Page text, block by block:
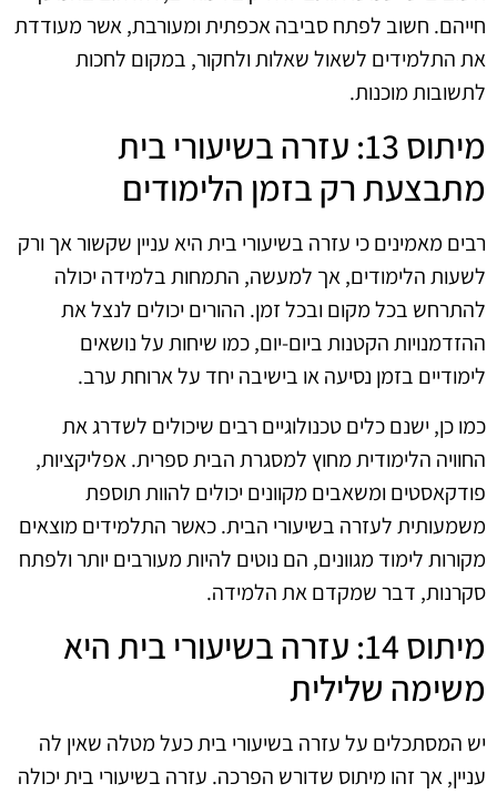
חייהם. חשוב לפתח סביבה אכפתית ומעורבת, אשר מעודדת
את התלמידים לשאול שאלות ולחקור, במקום לחכות
לתשובות מוכנות.
מיתוס 13: עזרה בשיעורי בית
מתבצעת רק בזמן הלימודים
רבים מאמינים כי עזרה בשיעורי בית היא עניין שקשור אך ורק
לשעות הלימודים, אך למעשה, התמחות בלמידה יכולה
להתרחש בכל מקום ובכל זמן. ההורים יכולים לנצל את
ההזדמנויות הקטנות ביום-יום, כמו שיחות על נושאים
לימודיים בזמן נסיעה או בישיבה יחד על ארוחת ערב.
כמו כן, ישנם כלים טכנולוגיים רבים שיכולים לשדרג את
החוויה הלימודית מחוץ למסגרת הבית ספרית. אפליקציות,
פודקאסטים ומשאבים מקוונים יכולים להוות תוספת
משמעותית לעזרה בשיעורי הבית. כאשר התלמידים מוצאים
מקורות לימוד מגוונים, הם נוטים להיות מעורבים יותר ולפתח
סקרנות, דבר שמקדם את הלמידה.
מיתוס 14: עזרה בשיעורי בית היא
משימה שלילית
יש המסתכלים על עזרה בשיעורי בית כעל מטלה שאין לה
עניין, אך זהו מיתוס שדורש הפרכה. עזרה בשיעורי בית יכולה